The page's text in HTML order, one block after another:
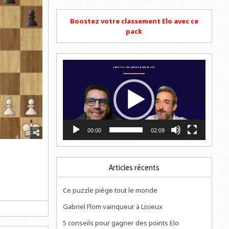
Boostez votre classement Elo avec ce
pack
00:00 02:09
Articles récents
Ce puzzle piège tout le monde
Gabriel Flom vainqueur à Lisieux
5 conseils pour gagner des points Elo